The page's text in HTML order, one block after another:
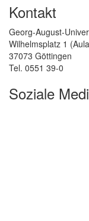
Kontakt
Georg-August-
Wilhelmsplatz 1
37073 Göttingen
Tel. 0551 39-0
Soziale